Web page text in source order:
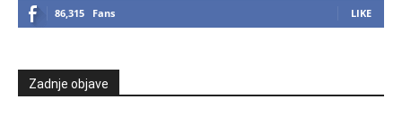
86,315 Fans LIKE
Zadnje objave